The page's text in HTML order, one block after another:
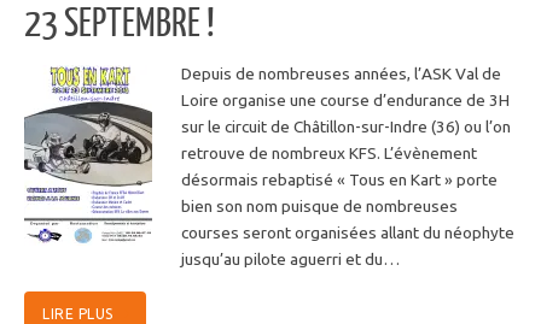
23 SEPTEMBRE !
Depuis de nombreuses années, l’ASK Val de
Loire organise une course d’endurance de 3H
sur le circuit de Châtillon-sur-Indre (36) ou l’on
retrouve de nombreux KFS. L’évènement
désormais rebaptisé « Tous en Kart » porte
bien son nom puisque de nombreuses
courses seront organisées allant du néophyte
jusqu’au pilote aguerri et du…
LIRE PLUS